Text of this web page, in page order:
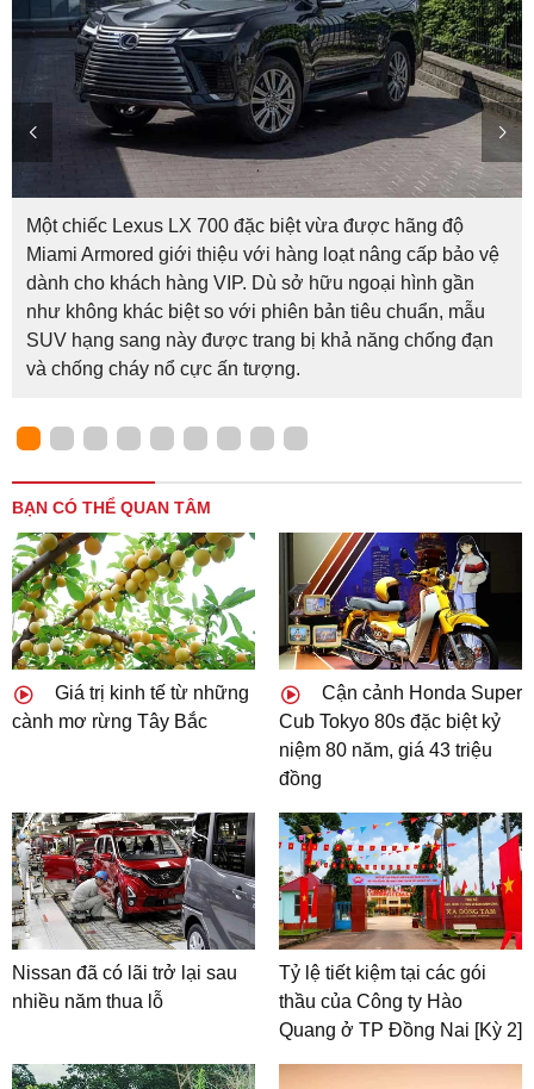
Một chiếc Lexus LX 700 đặc biệt vừa được hãng độ
Miami Armored giới thiệu với hàng loạt nâng cấp bảo vệ
dành cho khách hàng VIP. Dù sở hữu ngoại hình gần
như không khác biệt so với phiên bản tiêu chuẩn, mẫu
SUV hạng sang này được trang bị khả năng chống đạn
và chống cháy nổ cực ấn tượng.
BẠN CÓ THỂ QUAN TÂM
Giá trị kinh tế từ những
cành mơ rừng Tây Bắc
Cận cảnh Honda Super
Cub Tokyo 80s đặc biệt kỷ
niệm 80 năm, giá 43 triệu
đồng
Nissan đã có lãi trở lại sau
nhiều năm thua lỗ
Tỷ lệ tiết kiệm tại các gói
thầu của Công ty Hào
Quang ở TP Đồng Nai [Kỳ 2]